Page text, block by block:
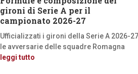
gironi di Serie A per il
campionato 2026-27
Ufficializzati i gironi della Serie A 2026-
le avversarie delle squadre Romagna
leggi tutto